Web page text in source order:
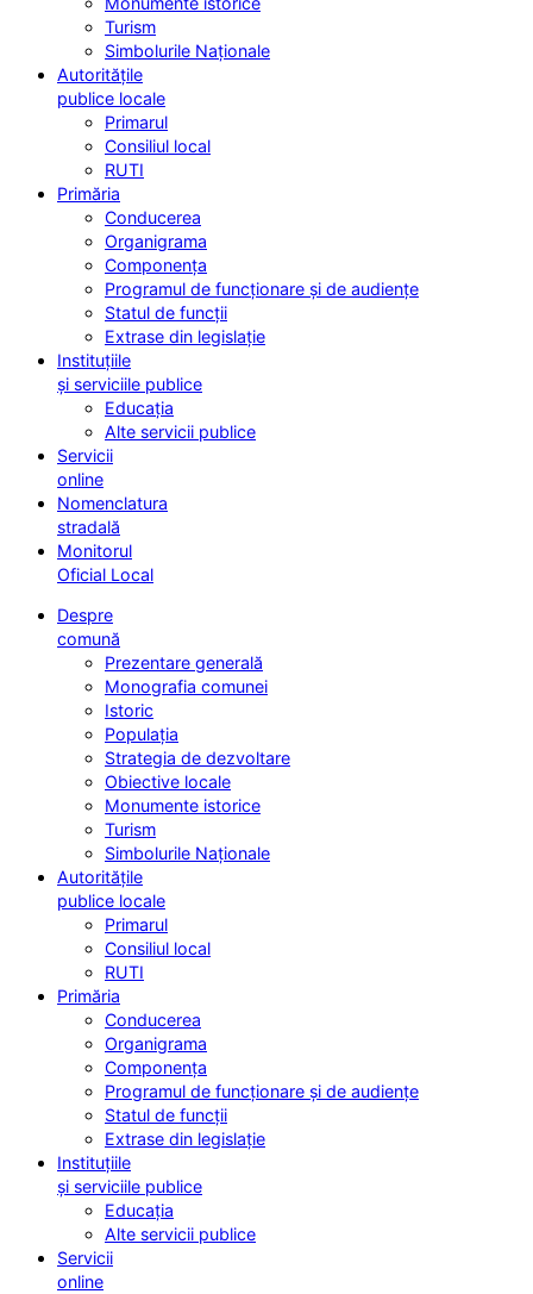
Turism
Simbolurile Naționale
Autoritățile
publice locale
Primarul
Consiliul local
RUTI
Primăria
Conducerea
Organigrama
Componența
Programul de funcționare și de audiențe
Statul de funcții
Extrase din legislație
Instituțiile
și serviciile publice
Educația
Alte servicii publice
Servicii
online
Nomenclatura
stradală
Monitorul
Oficial Local
Despre
comună
Prezentare generală
Monografia comunei
Istoric
Populația
Strategia de dezvoltare
Obiective locale
Monumente istorice
Turism
Simbolurile Naționale
Autoritățile
publice locale
Primarul
Consiliul local
RUTI
Primăria
Conducerea
Organigrama
Componența
Programul de funcționare și de audiențe
Statul de funcții
Extrase din legislație
Instituțiile
și serviciile publice
Educația
Alte servicii publice
Servicii
online